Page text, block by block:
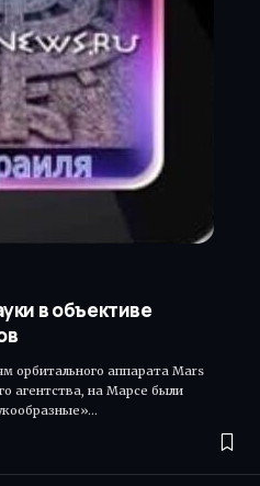
в объективе
орбитального аппарата Mars
агентства, на Марсе были